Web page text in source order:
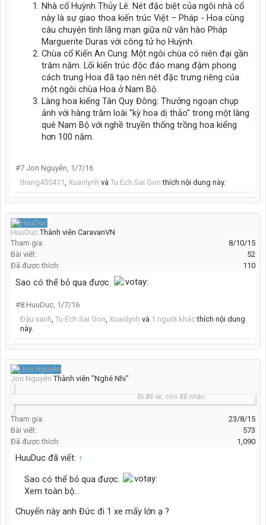
Nhà cổ Huỳnh Thủy Lê: Nét đặc biệt của ngôi nhà cổ
này là sự giao thoa kiến trúc Việt – Pháp - Hoa cùng
câu chuyện tình lãng mạn giữa nữ văn hào Pháp
Marguerite Duras với công tử họ Huỳnh.
Chùa cổ Kiến An Cung: Một ngôi chùa có niên đại gần
trăm năm. Lối kiến trúc độc đáo mang đậm phong
cách trung Hoa đã tạo nên nét đặc trưng riêng của
một ngôi chùa Hoa ở Nam Bộ.
Làng hoa kiểng Tân Quy Đông: Thưởng ngoạn chụp
ảnh với hàng trăm loài "kỳ hoa dị thảo" trong một làng
quê Nam Bộ với nghề truyền thống trồng hoa kiểng
hơn 100 năm.
#7 Jon Nguyễn 1/7/16
thang455411 Xuanlynh và Tu Ech Sai Gon thích nội dung này.
HuuDuc Thành viên CaravanVN
Tham gia:
8/10/15
Bài viết:
52
Đã được thích:
110
Sao có thể bỏ qua được.
#8 HuuDuc 1/7/16
Đậu xanh Tu Ech Sai Gon Xuanlynh và 1 người khácthích nội dung
này.
Jon Nguyễn Thành viên "Nghé Nhi"
Đi để về, cho để nhận
Tham gia:
23/8/15
Bài viết:
573
Đã được thích:
1,090
HuuDuc đã viết: ↑
Sao có thể bỏ qua được.
Xem toàn bộ...
Chuyến này anh Đức đi 1 xe mấy lớn ạ ?